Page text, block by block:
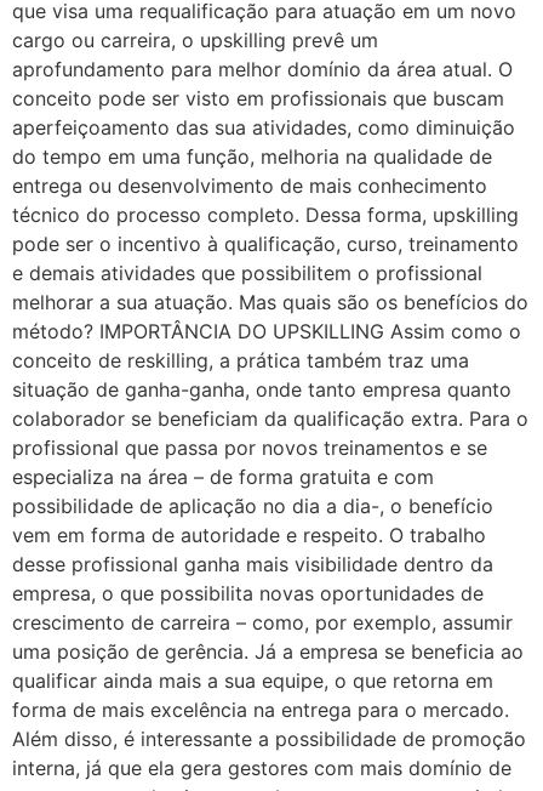
que visa uma requalificação para atuação em um novo
cargo ou carreira, o upskilling prevê um
aprofundamento para melhor domínio da área atual. O
conceito pode ser visto em profissionais que buscam
aperfeiçoamento das sua atividades, como diminuição
do tempo em uma função, melhoria na qualidade de
entrega ou desenvolvimento de mais conhecimento
técnico do processo completo. Dessa forma, upskilling
pode ser o incentivo à qualificação, curso, treinamento
e demais atividades que possibilitem o profissional
melhorar a sua atuação. Mas quais são os benefícios do
método? IMPORTÂNCIA DO UPSKILLING Assim como o
conceito de reskilling, a prática também traz uma
situação de ganha-ganha, onde tanto empresa quanto
colaborador se beneficiam da qualificação extra. Para o
profissional que passa por novos treinamentos e se
especializa na área – de forma gratuita e com
possibilidade de aplicação no dia a dia-, o benefício
vem em forma de autoridade e respeito. O trabalho
desse profissional ganha mais visibilidade dentro da
empresa, o que possibilita novas oportunidades de
crescimento de carreira – como, por exemplo, assumir
uma posição de gerência. Já a empresa se beneficia ao
qualificar ainda mais a sua equipe, o que retorna em
forma de mais excelência na entrega para o mercado.
Além disso, é interessante a possibilidade de promoção
interna, já que ela gera gestores com mais domínio de